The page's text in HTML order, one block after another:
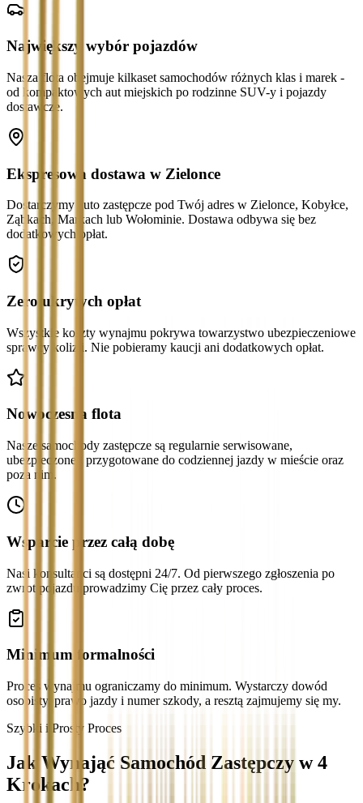
Największy wybór pojazdów
Nasza flota obejmuje kilkaset samochodów różnych klas i marek -
od kompaktowych aut miejskich po rodzinne SUV-y i pojazdy
dostawcze.
Ekspresowa dostawa w Zielonce
Dostarczymy auto zastępcze pod Twój adres w Zielonce, Kobyłce,
Ząbkach, Markach lub Wołominie. Dostawa odbywa się bez
dodatkowych opłat.
Zero ukrytych opłat
Wszystkie koszty wynajmu pokrywa towarzystwo ubezpieczeniowe
sprawcy kolizji. Nie pobieramy kaucji ani dodatkowych opłat.
Nowoczesna flota
Nasze samochody zastępcze są regularnie serwisowane,
ubezpieczone i przygotowane do codziennej jazdy w mieście oraz
poza nim.
Wsparcie przez całą dobę
Nasi konsultanci są dostępni 24/7. Od pierwszego zgłoszenia po
zwrot pojazdu prowadzimy Cię przez cały proces.
Minimum formalności
Proces wynajmu ograniczamy do minimum. Wystarczy dowód
osobisty, prawo jazdy i numer szkody, a resztą zajmujemy się my.
Szybki i Prosty Proces
Jak Wynająć Samochód Zastępczy w 4
Krokach?